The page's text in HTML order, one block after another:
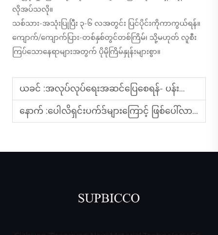
လိုအပ်သလို။
သစ်သား-အသုံးပြုပြီး ၃-၆ လအတွင်း ပြင်ပိုင်းကိုကာကွယ်ရန်။
ကျောက်/ကျောက်ပြား-တစ်နှစ်တွင်တစ်ကြိမ်၊ သို့မဟုတ် လူစီး
ကြပ်သောနေရာများအတွက် ပိုမိုကြိမ်နှုန်းများစွာ။
ယခင် :အလုပ်လုပ်ရေးအဆင်ပြေစေရန်- ပန်းမြှောက်ကိရိယာများကို အကောင်းဆုံးအခြေအနေတွင် ထိန်းသိမ်းရန် အကြံပြုချက်များ
နောက် :ပေါလိရှင်းပက်ဒ်များကြောင့် ဖြစ်ပေါ်လာသော သိပ္ပံပညာ-ပစ္စည်းများနှင့် အာဘော်စစ်များကို နားလည်ခြင်း